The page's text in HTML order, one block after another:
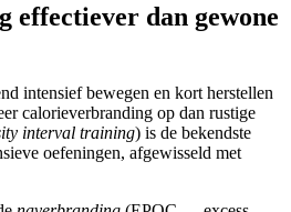
dan gewone
intensief bewegen en kort herstellen
calorieverbranding op dan rustige
interval training) is de bekendste
oefeningen, afgewisseld met